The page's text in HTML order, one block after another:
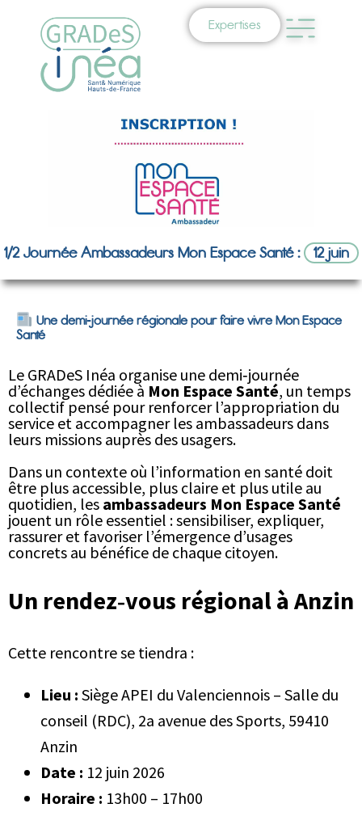
Expertises
1/2 Journée Ambassadeurs Mon Espace Santé : 12 juin
Une demi‑journée régionale pour faire vivre Mon Espace
Santé
Le GRADeS Inéa organise une demi‑journée
d’échanges dédiée à Mon Espace Santé, un temps
collectif pensé pour renforcer l’appropriation du
service et accompagner les ambassadeurs dans
leurs missions auprès des usagers.
Dans un contexte où l’information en santé doit
être plus accessible, plus claire et plus utile au
quotidien, les ambassadeurs Mon Espace Santé
jouent un rôle essentiel : sensibiliser, expliquer,
rassurer et favoriser l’émergence d’usages
concrets au bénéfice de chaque citoyen.
Un rendez‑vous régional à Anzin
Cette rencontre se tiendra :
Lieu : Siège APEI du Valenciennois – Salle du
conseil (RDC), 2a avenue des Sports, 59410
Anzin
Date : 12 juin 2026
Horaire : 13h00 – 17h00